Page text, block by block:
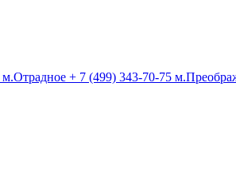
м.Отрадное + 7 (499) 343-70-75